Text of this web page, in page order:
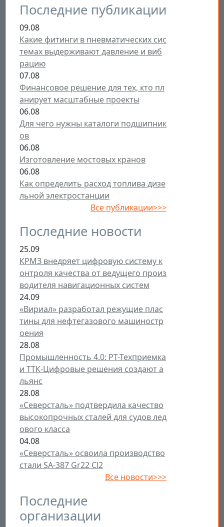
Последние публикации
09.08
Какие фитинги в пневматических сис
темах выдерживают давление и виб
рацию
07.08
Финансовое решение для тех, кто пл
анирует масштабные проекты
06.08
Для чего нужны каталоги подшипник
ов
06.08
Изготовление мостовых кранов
06.08
Как определить расход топлива дизе
льной электростанции
Все публикации>>>
Последние новости
25.09
КРМЗ внедряет цифровую систему к
онтроля качества от ведущего произ
водителя навигационных систем
24.09
«Вириал» разработал режущие плас
тины для нефтегазового машиностр
оения
28.08
Промышленность 4.0: РТ-Техприемка
и ТТК-Цифровые решения создают а
льянс
28.08
«Северсталь» подтвердила качество
высокопрочных сталей для судов лед
ового класса
04.08
«Северсталь» освоила производство
стали SA-387 Gr22 Cl2
Все новости>>>
Последние
организации